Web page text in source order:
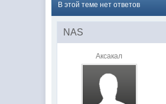
В этой теме нет ответов
NAS
Аксакал